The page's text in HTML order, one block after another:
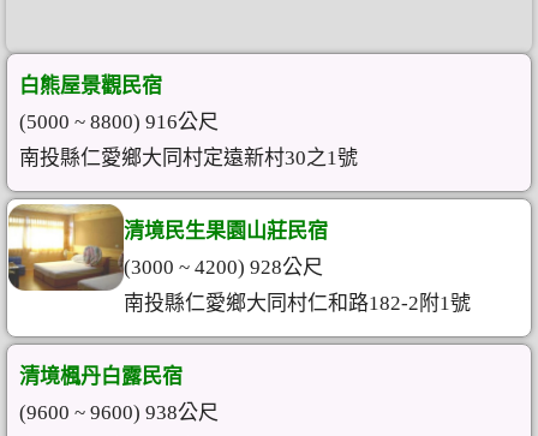
白熊屋景觀民宿
(5000 ~ 8800) 916公尺
南投縣仁愛鄉大同村定遠新村30之1號
清境民生果園山莊民宿
(3000 ~ 4200) 928公尺
南投縣仁愛鄉大同村仁和路182-2附1號
清境楓丹白露民宿
(9600 ~ 9600) 938公尺